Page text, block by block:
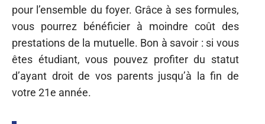
pour l’ensemble du foyer. Grâce à ses formules,
vous pourrez bénéficier à moindre coût des
prestations de la mutuelle. Bon à savoir : si vous
êtes étudiant, vous pouvez profiter du statut
d’ayant droit de vos parents jusqu’à la fin de
votre 21e année.